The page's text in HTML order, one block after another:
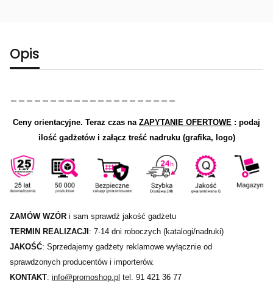
Opis
Ceny orientacyjne. Teraz czas na ZAPYTANIE OFERTOWE : podaj
ilość gadżetów i załącz treść nadruku (grafika, logo)
ZAMÓW WZÓR i sam sprawdź jakość gadżetu
TERMIN REALIZACJI : 7-14 dni roboczych (katalogi/nadruki)
JAKOŚĆ: Sprzedajemy gadżety reklamowe wyłącznie od
sprawdzonych producentów i importerów.
KONTAKT: info@promoshop.pl tel. 91 421 36 77